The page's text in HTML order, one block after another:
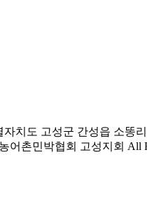
자치도 고성군 간성읍 소똥
어촌민박협회 고성지회 All